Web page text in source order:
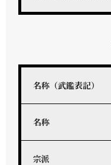
名称（武鑑表記）
名称
宗派